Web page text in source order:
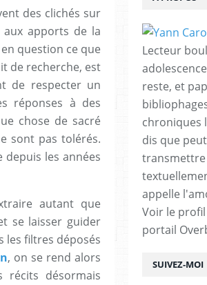
des clichés sur
aux apports de la
question ce que
de recherche, est
de respecter un
réponses à des
chose de sacré
sont pas tolérés.
les années
autant que
se laisser guider
les filtres déposés
, on se rend alors
désormais
SUIVEZ-MOI
Lecteur
reste, et
chroniques
dis que
transmettre
appelle
Voir le
portail